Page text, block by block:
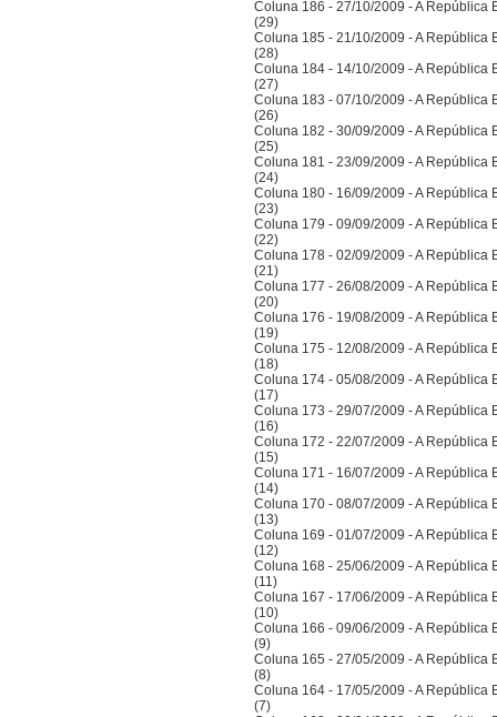
Coluna 186 - 27/10/2009 - A República
(29)
Coluna 185 - 21/10/2009 - A República
(28)
Coluna 184 - 14/10/2009 - A República
(27)
Coluna 183 - 07/10/2009 - A República
(26)
Coluna 182 - 30/09/2009 - A República
(25)
Coluna 181 - 23/09/2009 - A República
(24)
Coluna 180 - 16/09/2009 - A República
(23)
Coluna 179 - 09/09/2009 - A República
(22)
Coluna 178 - 02/09/2009 - A República
(21)
Coluna 177 - 26/08/2009 - A República
(20)
Coluna 176 - 19/08/2009 - A República
(19)
Coluna 175 - 12/08/2009 - A República
(18)
Coluna 174 - 05/08/2009 - A República
(17)
Coluna 173 - 29/07/2009 - A República
(16)
Coluna 172 - 22/07/2009 - A República
(15)
Coluna 171 - 16/07/2009 - A República
(14)
Coluna 170 - 08/07/2009 - A República
(13)
Coluna 169 - 01/07/2009 - A República
(12)
Coluna 168 - 25/06/2009 - A República
(11)
Coluna 167 - 17/06/2009 - A República
(10)
Coluna 166 - 09/06/2009 - A República
(9)
Coluna 165 - 27/05/2009 - A República
(8)
Coluna 164 - 17/05/2009 - A República
(7)